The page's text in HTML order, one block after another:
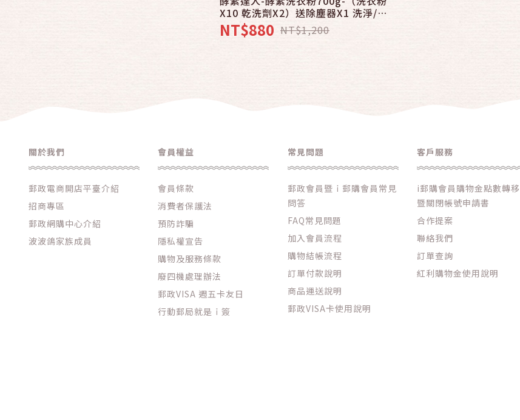
X10 乾洗劑X2）送除塵器X1 洗淨/潔
白/環保
NT$880 NT$1,200
關於我們
郵政電商開店平臺介紹
招商專區
郵政網購中心介紹
波波鴿家族成員
會員權益
會員條款
消費者保護法
預防詐騙
隱私權宣告
購物及服務條款
廢四機處理辦法
郵政VISA 週五卡友日
行動郵局就是ｉ簽
常見問題
郵政會員暨ｉ郵購會員常見
問答
FAQ常見問題
加入會員流程
購物結帳流程
訂單付款說明
商品運送說明
郵政VISA卡使用說明
客戶服務
i郵購會員購物金點數轉移
暨關閉帳號申請書
合作提案
聯絡我們
訂單查詢
紅利購物金使用說明